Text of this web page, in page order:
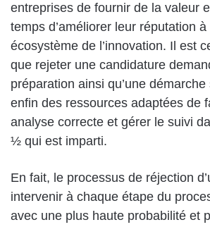
entreprises de fournir de la valeur
temps d’améliorer leur réputation à
écosystème de l’innovation. Il est
que rejeter une candidature
préparation ainsi qu’une
enfin des ressources adaptées de
analyse correcte et gérer le suivi
½ qui est imparti.
En fait, le processus de réjection
intervenir à chaque étape du
avec une plus haute probabilité et